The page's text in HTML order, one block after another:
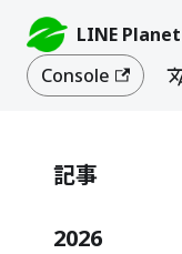
LINE Planet
Console
記事
2026